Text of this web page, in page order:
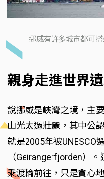
挪威有許多城市都可
親身走進世界
說挪威是峽灣之境，主
山光太過壯麗，其中公
就是2005年被UNESCO
（Geirangerfjorden）
乘渡輪前往，只是貪心